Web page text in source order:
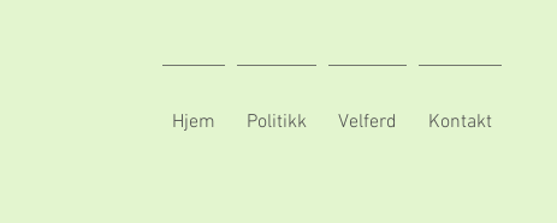
Hjem Politikk Velferd Kontakt